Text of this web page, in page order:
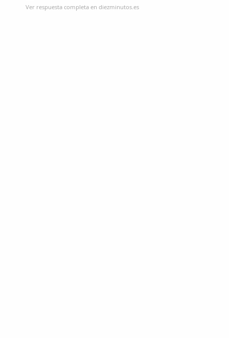
Ver respuesta completa en diezminutos.es